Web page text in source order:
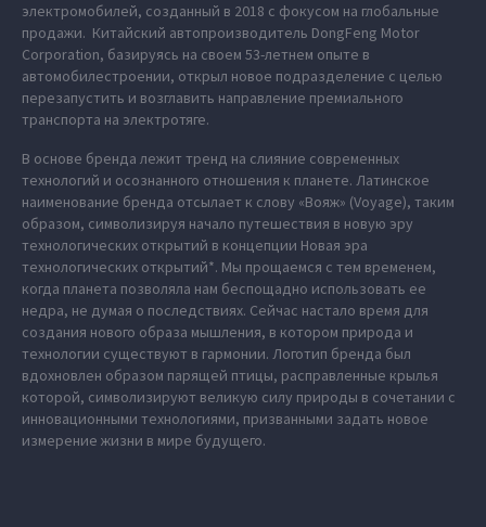
электромобилей, созданный в 2018 с фокусом на глобальные
продажи. Китайский автопроизводитель DongFeng Motor
Corporation, базируясь на своем 53-летнем опыте в
автомобилестроении, открыл новое подразделение с целью
перезапустить и возглавить направление премиального
транспорта на электротяге.
В основе бренда лежит тренд на слияние современных
технологий и осознанного отношения к планете. Латинское
наименование бренда отсылает к слову «Вояж» (Voyage), таким
образом, символизируя начало путешествия в новую эру
технологических открытий в концепции Новая эра
технологических открытий*. Мы прощаемся с тем временем,
когда планета позволяла нам беспощадно использовать ее
недра, не думая о последствиях. Сейчас настало время для
создания нового образа мышления, в котором природа и
технологии существуют в гармонии. Логотип бренда был
вдохновлен образом парящей птицы, расправленные крылья
которой, символизируют великую силу природы в сочетании с
инновационными технологиями, призванными задать новое
измерение жизни в мире будущего.